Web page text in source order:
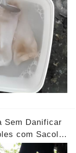
Sem Danificar
com Sacola